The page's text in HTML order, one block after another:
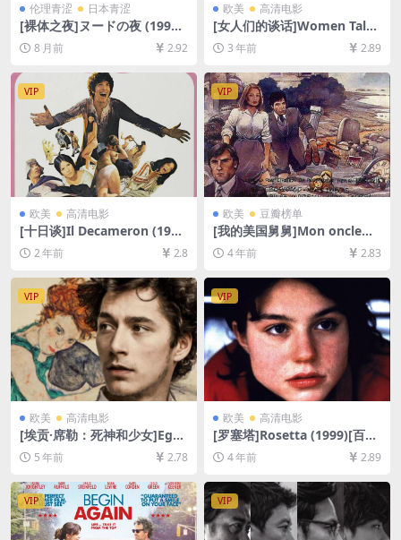
伦理青涩 日本青涩
[裸体之夜]ヌードの夜 (1993)
[百度网盘+夸克网盘1080P超
清未删减资源][网盘在线播放/
下载][MP4/8.9GB][中文字幕]
8 月前 2.92
欧美 高清电影
[女人们的谈话]Women Talki
ng (2022)[百度网盘+迅雷云
盘资源1080P超清未删减][MP
4/6.7GB][中文字幕]
3 年前 2.89
VIP
欧美 高清电影
[十日谈]Il Decameron (197
1)[百度网盘+夸克网盘1080P
超清未删减资源][网盘在线播
幕]
2 年前 2.8
VIP
欧美 豆瓣榜单
[我的美国舅舅]Mon oncle
d’Amérique (1980)[百度网盘
+迅雷云盘资源1080P超清未
4 年前 2.83
VIP
欧美 高清电影
[埃贡·席勒：死神和少女]Ego
n Schiele: Tod und Mädche
n (2016)[百度网盘+迅雷云盘
资源1080P超清未删减][MP4/
7.0GB][原声中字]
5 年前 2.78
VIP
欧美 高清电影
[罗塞塔]Rosetta (1999)[百度
网盘+迅雷云盘资源1080P超
清未删减][MP4/5.2GB][中英
字幕]
4 年前 2.89
VIP VIP